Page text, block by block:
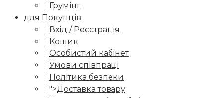
Грумінг
для Покупців
Вхід / Реєстрація
Кошик
Особистий кабінет
Умови співпраці
Політика безпеки
">Доставка товару